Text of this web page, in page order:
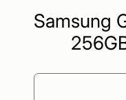
Samsung